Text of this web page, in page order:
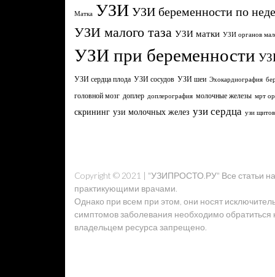
Матка УЗИ УЗИ беременности по
УЗИ малого таза УЗИ матки УЗИ органов
УЗИ при беременности
УЗИ сердца плода УЗИ сосудов УЗИ шеи Эхокардиография
головной мозг доплер доплерография молочные железы мрт
скрининг узи молочных желез узи сердца узи
Copyright © 2021 | "УЗИПРОСТО.РУ" Все статьи
практикующими врачами.
Однако при всем при этом, они носят
симптомов заболевания необходимо обратиться
владельцем ресурса запрещено.